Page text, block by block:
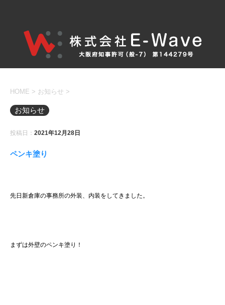
HOME > お知らせ >
お知らせ
投稿日： 2021年12月28日
ペンキ塗り
先日新倉庫の事務所の外装、内装をしてきました。
まずは外壁のペンキ塗り！